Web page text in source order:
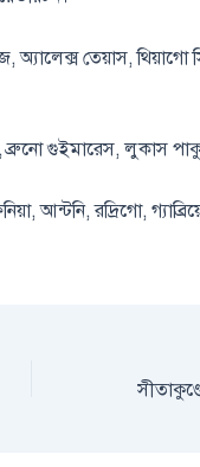
অ্যালেক্স তেয়াস,
ব্রুনো গুইমারেস, লুকাস
আন্টনি, রদ্রিগো,